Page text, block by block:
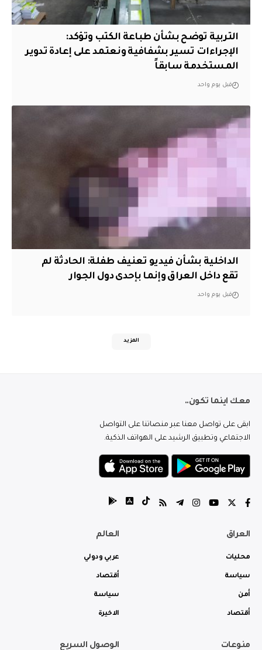
التربية توضح بشأن طباعة الكتب وتؤكد:
الإجراءات تسير بشفافية ونعتمد على إعادة تدوير
المستخدمة سابقاً
قبل يوم واحد
الداخلية بشأن فيديو تعنيف طفلة: الحادثة لم
تقع داخل العراق وإنما بإحدى دول الجوار
قبل يوم واحد
المزيد
معك اينما تكون..
ابقى على تواصل معنا عبر منصاتنا على التواصل
الاجتماعي وتطبيق الرشيد على الهواتف الذكية.
العراق
محليات
سياسة
أمن
أقتصاد
العالم
عربي ودولي
أقتصاد
سياسة
الاخيرة
منوعات الوصول السريع